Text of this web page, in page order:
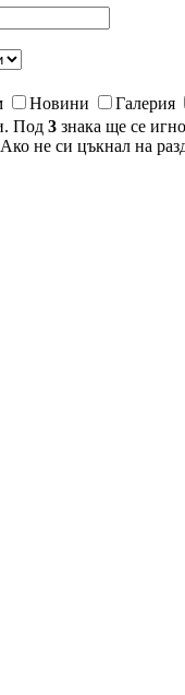
Новини
Галерия
Под 3 знака ще се
не си цъкнал на